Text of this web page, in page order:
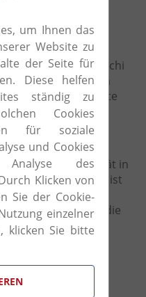
in
durch die De Marchi
zu einem
Es erfolgte
Konzern.
ist es Sofas und
Design und Qualität in
Detail der Sofas ist
Besätzenüber die
und
um Ihnen das
Website zu
der Seite für
Diese helfen
ständig zu
Cookies
für soziale
und Cookies
des
Klicken von
Sie der Cookie-
einzelner
klicken Sie bitte